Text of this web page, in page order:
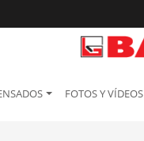
FOTOS Y VÍDEOS